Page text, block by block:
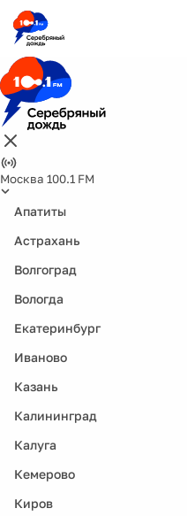
Москва 100.1 FM
Апатиты
Астрахань
Волгоград
Вологда
Екатеринбург
Иваново
Казань
Калининград
Калуга
Кемерово
Киров